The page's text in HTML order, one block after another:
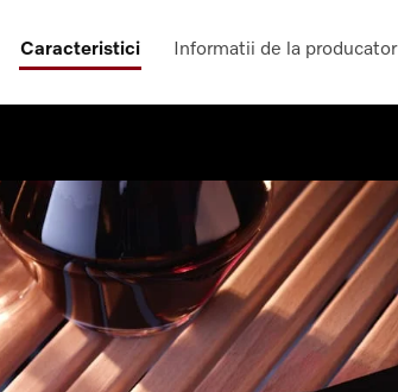
Caracteristici Informatii de la producator